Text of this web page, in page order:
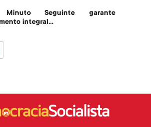
Seguinte garante
integral...